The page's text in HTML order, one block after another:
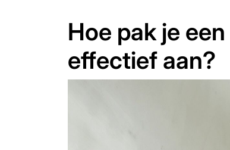
Hoe pak je
effectief aan?